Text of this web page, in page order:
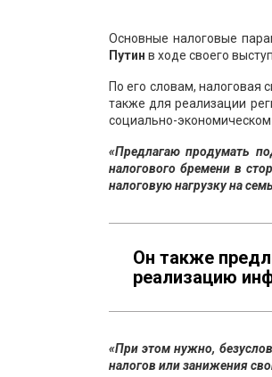
Основные налоговые
Путин в ходе своего
По его словам, налоговая
также для реализации
социально-
«Предлагаю продумать
налогового бремени в
налоговую нагрузку на
Он также
реализацию
«При этом нужно,
налогов или занижения